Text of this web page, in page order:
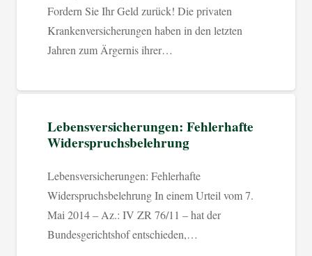
Fordern Sie Ihr Geld zurück! Die privaten
Krankenversicherungen haben in den letzten
Jahren zum Ärgernis ihrer…
Lebensversicherungen: Fehlerhafte
Widerspruchsbelehrung
Lebensversicherungen: Fehlerhafte
Widerspruchsbelehrung In einem Urteil vom 7.
Mai 2014 – Az.: IV ZR 76/11 – hat der
Bundesgerichtshof entschieden,…